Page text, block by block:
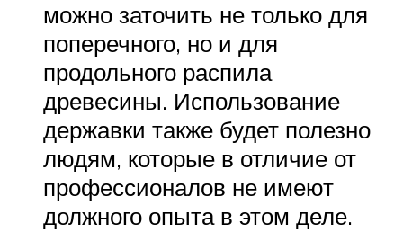
можно заточить не только для
поперечного, но и для
продольного распила
древесины. Использование
державки также будет полезно
людям, которые в отличие от
профессионалов не имеют
должного опыта в этом деле.